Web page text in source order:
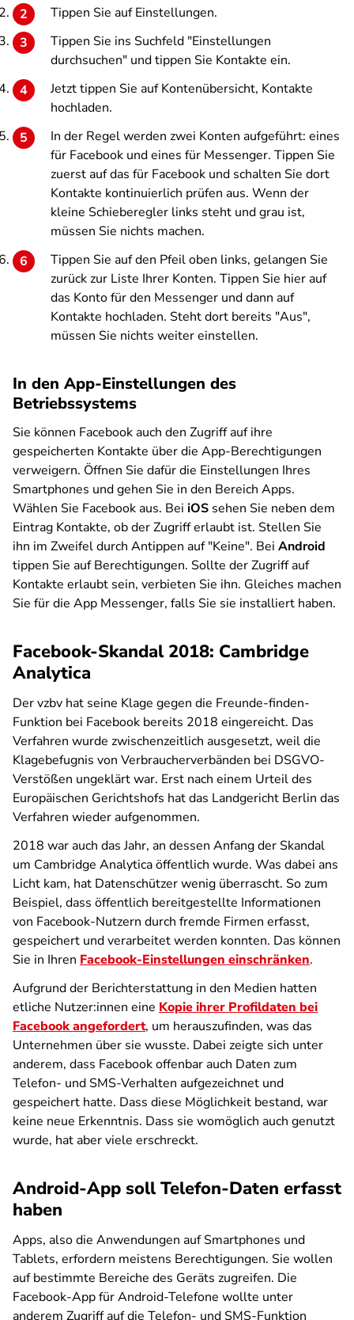
Tippen Sie aufEinstellungen.
Tippen Sie ins Suchfeld "Einstellungen
durchsuchen" und tippen Sie Kontakte ein.
Jetzt tippen Sie aufKontenübersicht, Kontakte
hochladen.
In der Regel werden zwei Konten aufgeführt: eines
für Facebook und eines für Messenger. Tippen Sie
zuerst auf das für Facebook und schalten Sie dort
Kontakte kontinuierlich prüfen aus. Wenn der
kleine Schieberegler links steht und grau ist,
müssen Sie nichts machen.
Tippen Sie auf den Pfeil oben links, gelangen Sie
zurück zur Liste Ihrer Konten. Tippen Sie hier auf
das Konto für den Messenger und dann auf
Kontakte hochladen. Steht dort bereits "Aus",
müssen Sie nichts weiter einstellen.
In den App-Einstellungen des
Betriebssystems
Sie können Facebook auch den Zugriff auf ihre
gespeicherten Kontakte über die App-Berechtigungen
verweigern. Öffnen Sie dafür die Einstellungen Ihres
Smartphones und gehen Sie in den Bereich Apps.
Wählen Sie Facebookaus. Bei iOS sehen Sie neben dem
Eintrag Kontakte, ob der Zugriff erlaubt ist. Stellen Sie
ihn im Zweifel durch Antippen auf "Keine". Bei Android
tippen Sie aufBerechtigungen. Sollte der Zugriff auf
Kontakte erlaubt sein, verbieten Sie ihn. Gleiches machen
Sie für die App Messenger, falls Sie sie installiert haben.
Facebook-Skandal 2018: Cambridge
Analytica
Der vzbv hat seine Klage gegen die Freunde-finden-
Funktion bei Facebook bereits 2018 eingereicht. Das
Verfahren wurde zwischenzeitlich ausgesetzt, weil die
Klagebefugnis von Verbraucherverbänden bei DSGVO-
Verstößen ungeklärt war. Erst nach einem Urteil des
Europäischen Gerichtshofs hat das Landgericht Berlin das
Verfahren wieder aufgenommen.
2018 war auch das Jahr, an dessen Anfang der Skandal
um Cambridge Analytica öffentlich wurde. Was dabei ans
Licht kam, hat Datenschützer wenig überrascht. So zum
Beispiel, dass öffentlich bereitgestellte Informationen
von Facebook-Nutzern durch fremde Firmen erfasst,
gespeichert und verarbeitet werden konnten. Das können
Sie in Ihren Facebook-Einstellungen einschränken.
Aufgrund der Berichterstattung in den Medien hatten
etliche Nutzer:innen eine Kopie ihrer Profildaten bei
Facebook angefordert, um herauszufinden, was das
Unternehmen über sie wusste. Dabei zeigte sich unter
anderem, dass Facebook offenbar auch Daten zum
Telefon- und SMS-Verhalten aufgezeichnet und
gespeichert hatte. Dass diese Möglichkeit bestand, war
keine neue Erkenntnis. Dass sie womöglich auch genutzt
wurde, hat aber viele erschreckt.
Android-App soll Telefon-Daten erfasst
haben
Apps, also die Anwendungen auf Smartphones und
Tablets, erfordern meistens Berechtigungen. Sie wollen
auf bestimmte Bereiche des Geräts zugreifen. Die
Facebook-App für Android-Telefone wollte unter
anderem Zugriff auf die Telefon- und SMS-Funktion